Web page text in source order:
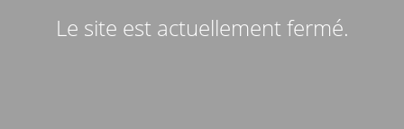
Le site est actuellement fermé.